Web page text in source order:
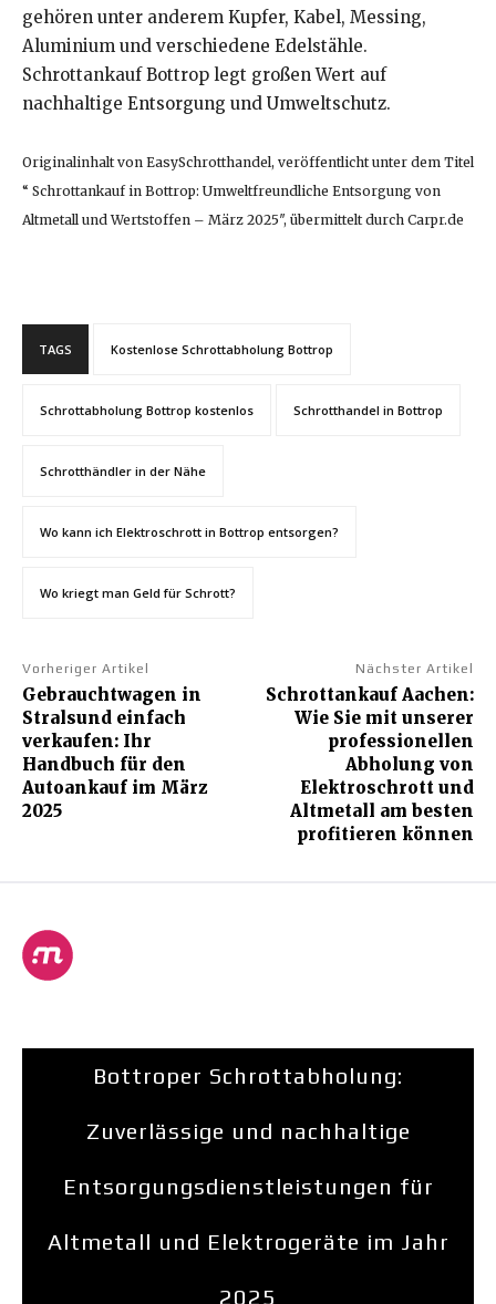
gehören unter anderem Kupfer, Kabel, Messing,
Aluminium und verschiedene Edelstähle.
Schrottankauf Bottrop legt großen Wert auf
nachhaltige Entsorgung und Umweltschutz.
Originalinhalt von EasySchrotthandel, veröffentlicht unter dem Titel
“ Schrottankauf in Bottrop: Umweltfreundliche Entsorgung von
Altmetall und Wertstoffen – März 2025″, übermittelt durch Carpr.de
TAGS Kostenlose Schrottabholung Bottrop
Schrottabholung Bottrop kostenlos Schrotthandel in Bottrop
Schrotthändler in der Nähe
Wo kann ich Elektroschrott in Bottrop entsorgen?
Wo kriegt man Geld für Schrott?
Vorheriger Artikel
Gebrauchtwagen in
Stralsund einfach
verkaufen: Ihr
Handbuch für den
Autoankauf im März
2025
Nächster Artikel
Schrottankauf Aachen:
Wie Sie mit unserer
professionellen
Abholung von
Elektroschrott und
Altmetall am besten
profitieren können
Bottroper Schrottabholung:
Zuverlässige und nachhaltige
Entsorgungsdienstleistungen für
Altmetall und Elektrogeräte im Jahr
2025